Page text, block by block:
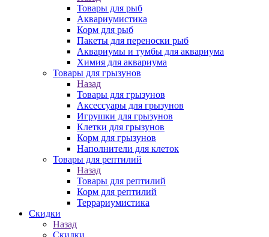
Товары для рыб
Аквариумистика
Корм для рыб
Пакеты для переноски рыб
Аквариумы и тумбы для аквариума
Химия для аквариума
Товары для грызунов
Назад
Товары для грызунов
Аксессуары для грызунов
Игрушки для грызунов
Клетки для грызунов
Корм для грызунов
Наполнители для клеток
Товары для рептилий
Назад
Товары для рептилий
Корм для рептилий
Террариумистика
Скидки
Назад
Скидки